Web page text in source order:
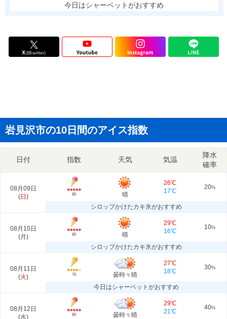
今日はシャーベットがおすすめ
岩見沢市の10日間のアイス指数
日付 指数 天気 気温
降水
確率
08月09日
(日 ) 80 晴
26℃
17℃
20%
シロップかけたカキ氷がおすすめ
08月10日
(月 ) 80 晴
29℃
16℃
10%
シロップかけたカキ氷がおすすめ
08月11日
(火) 70 曇時々晴
27℃
18℃
30%
今日はシャーベットがおすすめ
08月12日
(水) 80 曇時々晴
29℃
21℃
40%